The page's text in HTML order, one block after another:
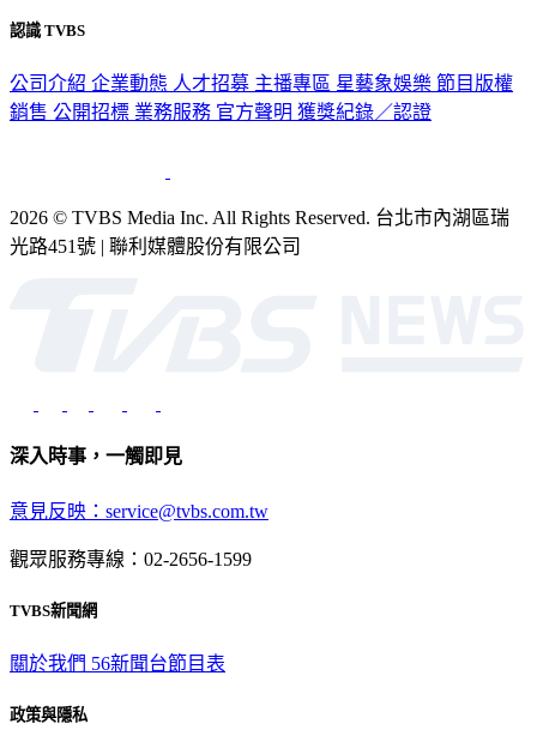
認識 TVBS
公司介紹 企業動態 人才招募 主播專區 星藝象娛樂 節目版權
銷售 公開招標 業務服務 官方聲明 獲獎紀錄／認證
2026 © TVBS Media Inc. All Rights Reserved. 台北市內湖區瑞
光路451號 | 聯利媒體股份有限公司
深入時事，一觸即見
意見反映：service@tvbs.com.tw
觀眾服務專線：02-2656-1599
TVBS新聞網
關於我們 56新聞台節目表
政策與隱私